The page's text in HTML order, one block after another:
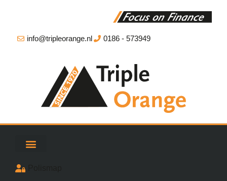
info@tripleorange.nl 0186 - 573949